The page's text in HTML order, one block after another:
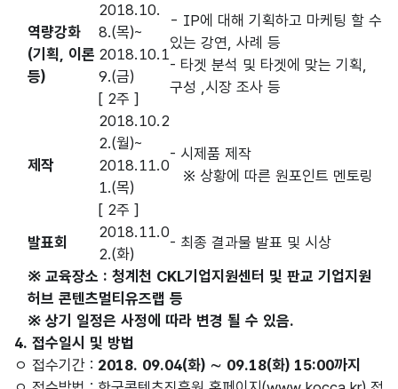
역량강화
(기획, 이론
등)
2018.10.
8.(목)~
2018.10.1
9.(금)
[ 2주 ]
- IP에 대해 기획하고 마케팅 할 수
있는 강연, 사례 등
- 타겟 분석 및 타겟에 맞는 기획,
구성 ,시장 조사 등
제작
2018.10.2
2.(월)~
2018.11.0
1.(목)
[ 2주 ]
- 시제품 제작
※ 상황에 따른 원포인트 멘토링
발표회
2018.11.0
2.(화)
- 최종 결과물 발표 및 시상
※ 교육장소 : 청계천 CKL기업지원센터 및 판교 기업지원
허브 콘텐츠멀티유즈랩 등
※ 상기 일정은 사정에 따라 변경 될 수 있음.
4. 접수일시 및 방법
ㅇ 접수기간 : 2018. 09.04(화) ∼ 09.18(화) 15:00까지